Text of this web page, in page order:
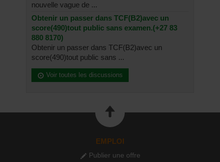
nouvelle vague de ...
Obtenir un passer dans TCF(B2)avec un
score(490)tout public sans examen.(+27 83
880 8170)
Obtenir un passer dans TCF(B2)avec un
score(490)tout public sans ...
Voir toutes les discussions
EMPLOI
Publier une offre